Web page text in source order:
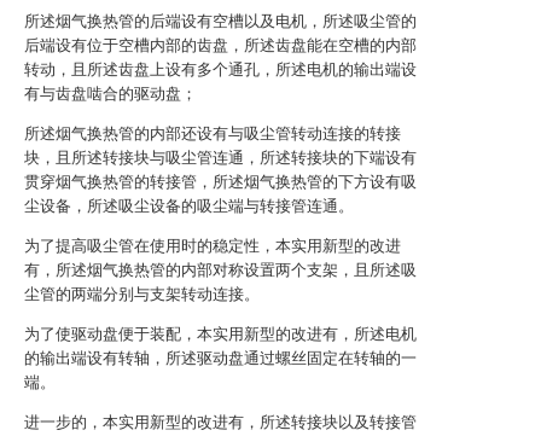
所述烟气换热管的后端设有空槽以及电机，所述吸尘管的
后端设有位于空槽内部的齿盘，所述齿盘能在空槽的内部
转动，且所述齿盘上设有多个通孔，所述电机的输出端设
有与齿盘啮合的驱动盘；
所述烟气换热管的内部还设有与吸尘管转动连接的转接
块，且所述转接块与吸尘管连通，所述转接块的下端设有
贯穿烟气换热管的转接管，所述烟气换热管的下方设有吸
尘设备，所述吸尘设备的吸尘端与转接管连通。
为了提高吸尘管在使用时的稳定性，本实用新型的改进
有，所述烟气换热管的内部对称设置两个支架，且所述吸
尘管的两端分别与支架转动连接。
为了使驱动盘便于装配，本实用新型的改进有，所述电机
的输出端设有转轴，所述驱动盘通过螺丝固定在转轴的一
端。
进一步的，本实用新型的改进有，所述转接块以及转接管